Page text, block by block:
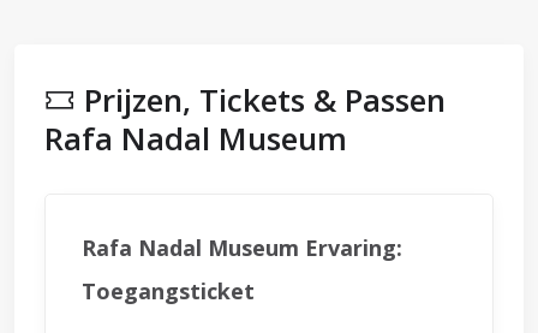
Prijzen, Tickets & Passen
Rafa Nadal Museum
Rafa Nadal Museum Ervaring:
Toegangsticket